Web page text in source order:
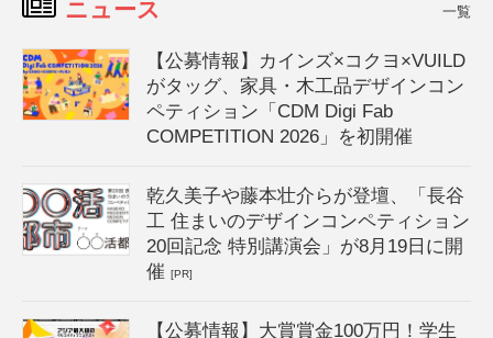
ニュース 一覧
【公募情報】カインズ×コクヨ×VUILD
がタッグ、家具・木工品デザインコン
ペティション「CDM Digi Fab
COMPETITION 2026」を初開催
乾久美子や藤本壮介らが登壇、「長谷
工 住まいのデザインコンペティション
20回記念 特別講演会」が8月19日に開
催[PR]
【公募情報】大賞賞金100万円！学生